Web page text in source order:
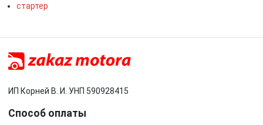
стартер
ИП Корней В. И. УНП 590928415
Способ оплаты